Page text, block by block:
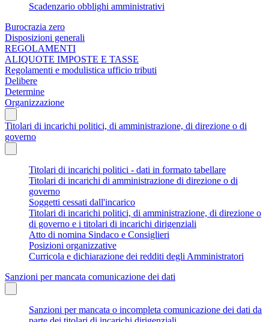
Scadenzario obblighi amministrativi
Burocrazia zero
Disposizioni generali
REGOLAMENTI
ALIQUOTE IMPOSTE E TASSE
Regolamenti e modulistica ufficio tributi
Delibere
Determine
Organizzazione
Titolari di incarichi politici, di amministrazione, di direzione o di
governo
Titolari di incarichi politici - dati in formato tabellare
Titolari di incarichi di amministrazione di direzione o di
governo
Soggetti cessati dall'incarico
Titolari di incarichi politici, di amministrazione, di direzione o
di governo e i titolari di incarichi dirigenziali
Atto di nomina Sindaco e Consiglieri
Posizioni organizzative
Curricola e dichiarazione dei redditi degli Amministratori
Sanzioni per mancata comunicazione dei dati
Sanzioni per mancata o incompleta comunicazione dei dati da